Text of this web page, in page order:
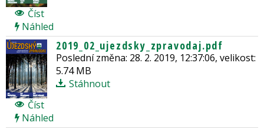
Číst
Náhled
2019_02_ujezdsky_zpravodaj.pdf
Poslední změna: 28. 2. 2019, 12:37:06, velikost:
5.74 MB
Stáhnout
Číst
Náhled